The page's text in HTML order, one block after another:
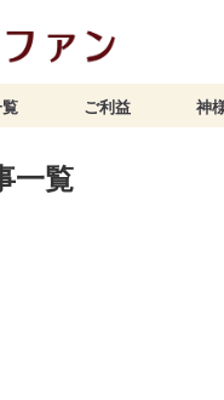
ご利益 神
一覧